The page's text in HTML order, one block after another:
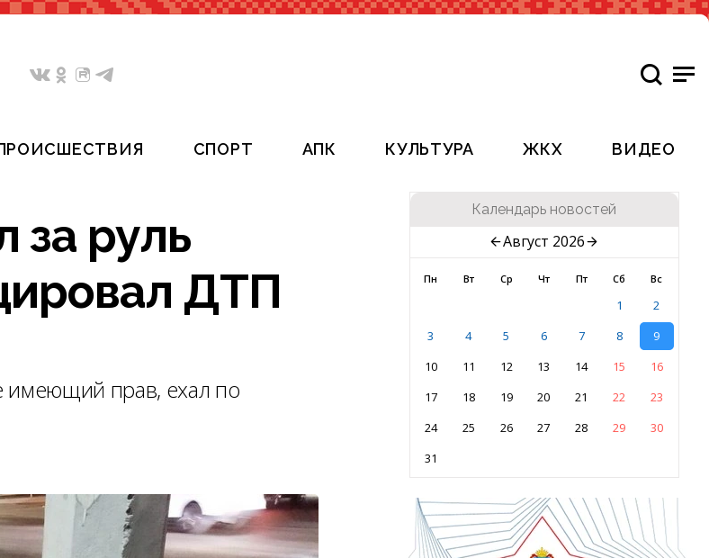
СПОРТ АПК КУЛЬТУРА ЖКХ ВИДЕО
за руль
ДТП
имеющий прав, ехал по
Календарь новостей
Август 2026
Пн Вт Ср Чт Пт Сб Вс
1
2
3
4 5 6 7 8
9
10
11 12 13 14 15
16
17
18 19 20 21 22
23
24
25 26 27 28 29
30
31